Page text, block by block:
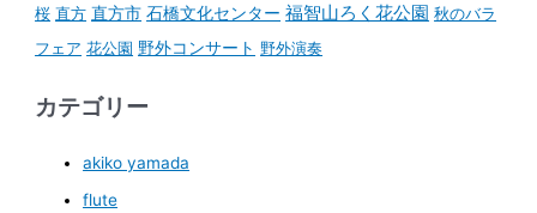
桜 直方 直方市 石橋文化センター 福智山ろく花公園 秋のバラ
フェア 花公園 野外コンサート 野外演奏
カテゴリー
akiko yamada
flute